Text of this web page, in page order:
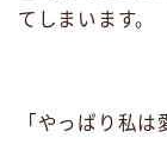
てしまいます。
「やっぱり私